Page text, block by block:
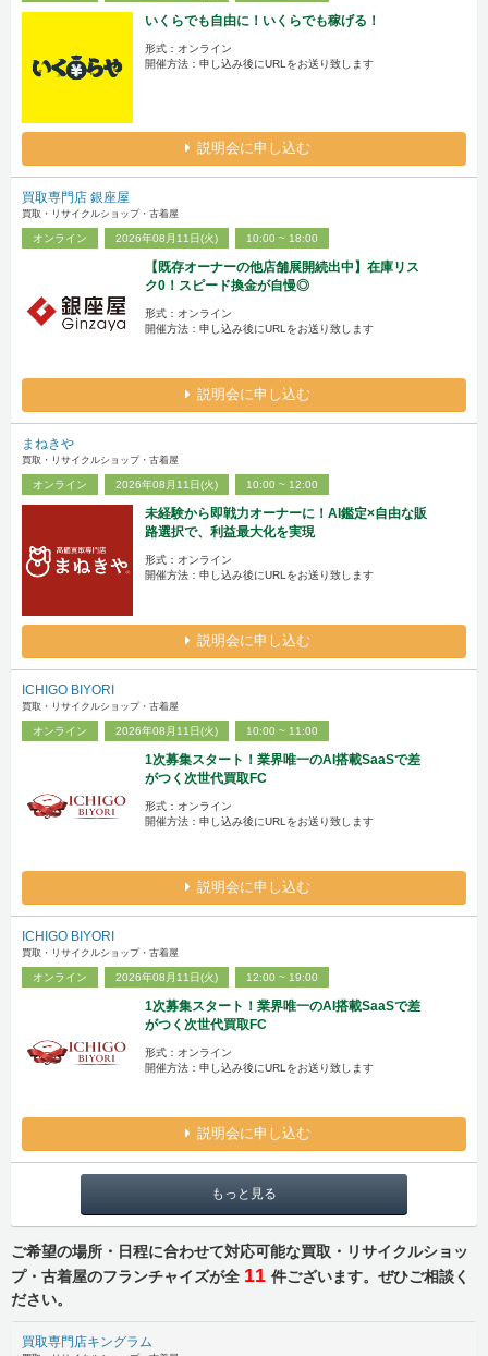
いくらでも自由に！いくらでも稼げる！
形式：オンライン
開催方法：申し込み後にURLをお送り致します
説明会に申し込む
買取専門店 銀座屋
買取・リサイクルショップ・古着屋
オンライン 2026年08月11日(火) 10:00 ~ 18:00
【既存オーナーの他店舗展開続出中】在庫リス
ク0！スピード換金が自慢◎
形式：オンライン
開催方法：申し込み後にURLをお送り致します
説明会に申し込む
まねきや
買取・リサイクルショップ・古着屋
オンライン 2026年08月11日(火) 10:00 ~ 12:00
未経験から即戦力オーナーに！AI鑑定×自由な販
路選択で、利益最大化を実現
形式：オンライン
開催方法：申し込み後にURLをお送り致します
説明会に申し込む
ICHIGO BIYORI
買取・リサイクルショップ・古着屋
オンライン 2026年08月11日(火) 10:00 ~ 11:00
1次募集スタート！業界唯一のAI搭載SaaSで差
がつく次世代買取FC
形式：オンライン
開催方法：申し込み後にURLをお送り致します
説明会に申し込む
ICHIGO BIYORI
買取・リサイクルショップ・古着屋
オンライン 2026年08月11日(火) 12:00 ~ 19:00
1次募集スタート！業界唯一のAI搭載SaaSで差
がつく次世代買取FC
形式：オンライン
開催方法：申し込み後にURLをお送り致します
説明会に申し込む
もっと見る
ご希望の場所・日程に合わせて対応可能な買取・リサイクルショッ
プ・古着屋のフランチャイズが全 11 件ございます。ぜひご相談く
ださい。
買取専門店キングラム